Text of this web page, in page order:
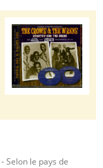
- Selon le pays de